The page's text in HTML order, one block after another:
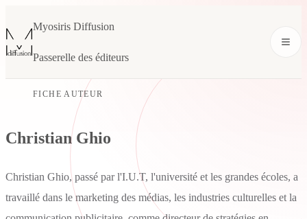
Myosiris Diffusion
Passerelle des éditeurs
FICHE AUTEUR
Christian Ghio
Christian Ghio, passé par l'I.U.T, l'université et les grandes écoles, a
travaillé dans le marketing des médias, les industries culturelles et la